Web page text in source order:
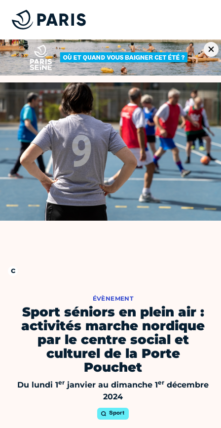
ÉVÈNEMENT
Sport séniors en plein air :
activités marche nordique
par le centre social et
culturel de la Porte
Pouchet
Du lundi 1er janvier au dimanche 1er décembre
2024
Sport